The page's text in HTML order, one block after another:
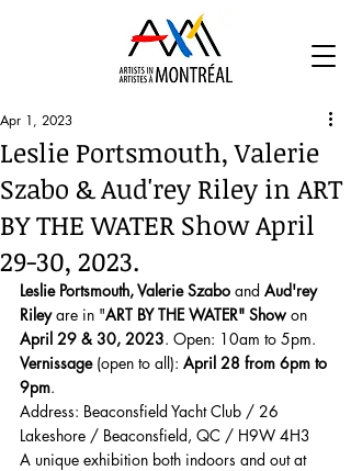
Leslie Portsmouth, Valerie
Szabo & Aud'rey Riley in ART
BY THE WATER Show April
29-30, 2023.
Apr 1, 2023
Leslie Portsmouth, Valerie Szabo and Aud'rey
Riley are in "ART BY THE WATER" Show on
April 29 & 30, 2023. Open: 10am to 5pm.
Vernissage (open to all): April 28 from 6pm to
9pm.
Address: Beaconsfield Yacht Club / 26
Lakeshore / Beaconsfield, QC / H9W 4H3
A unique exhibition both indoors and out at